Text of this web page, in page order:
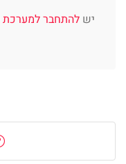
יש להתחבר למערכת